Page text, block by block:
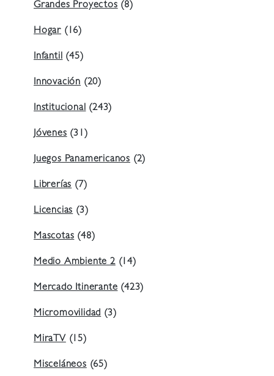
Grandes Proyectos(8)
Hogar (16)
Infantil(45)
Innovación (20)
Institucional(243)
Jóvenes(31)
Juegos Panamericanos (2)
Librerías(7)
Licencias(3)
Mascotas(48)
Medio Ambiente 2(14)
Mercado Itinerante(423)
Micromovilidad(3)
MiraTV(15)
Misceláneos(65)